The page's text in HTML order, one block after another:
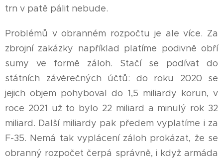
trn v patě pálit nebude.
Problémů v obranném rozpočtu je ale více. Za
zbrojní zakázky například platíme podivně obří
sumy ve formě záloh. Stačí se podívat do
státních závěrečných účtů: do roku 2020 se
jejich objem pohyboval do 1,5 miliardy korun, v
roce 2021 už to bylo 22 miliard a minulý rok 32
miliard. Další miliardy pak předem vyplatíme i za
F-35. Nemá tak vyplácení záloh prokázat, že se
obranný rozpočet čerpá správně, i když armáda